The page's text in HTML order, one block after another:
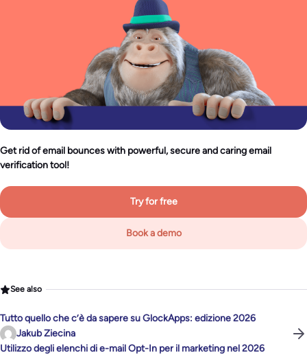
Get rid of email bounces with powerful, secure and caring email
verification tool!
Try for free
Book a demo
See also
Tutto quello che c’è da sapere su GlockApps: edizione 2026
Jakub Ziecina
Utilizzo degli elenchi di e-mail Opt-In per il marketing nel 2026